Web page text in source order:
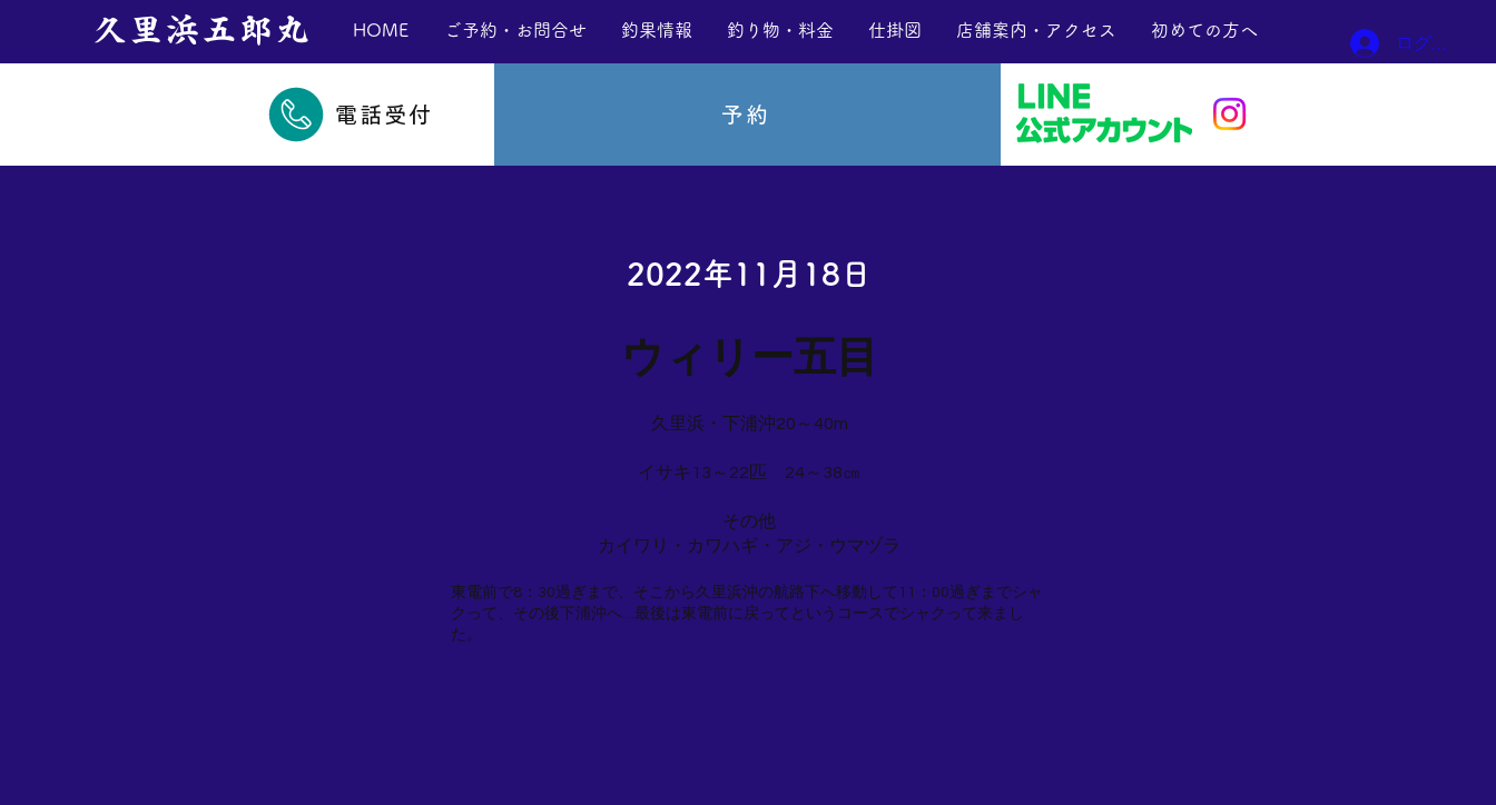
​久里浜五郎丸 HOME ご予約・お問合せ 釣果情報 釣り物・料金 仕掛図 店舗案内・アクセス 初めての方へ
ログイン
電話受付 予約
2022年11月18日
ウィリー五目
久里浜・下浦沖20～40m
イサキ13～22匹 24～38㎝
その他
カイワリ・カワハギ・アジ・ウマヅラ
東電前で8：30過ぎまで、そこから久里浜沖の航路下へ移動して11：00過ぎまでシャ
クって、その後下浦沖へ…最後は東電前に戻ってというコースでシャクって来まし
た。